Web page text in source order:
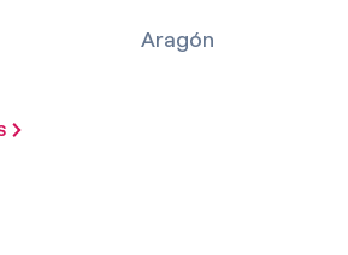
Aragón